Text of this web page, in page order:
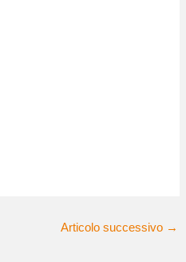
Articolo successivo →